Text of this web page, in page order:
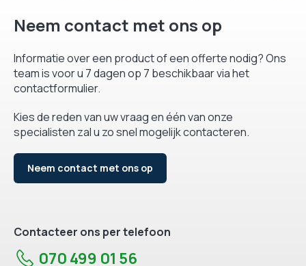
Neem contact met ons op
Informatie over een product of een offerte nodig? Ons
team is voor u 7 dagen op 7 beschikbaar via het
contactformulier.
Kies de reden van uw vraag en één van onze
specialisten zal u zo snel mogelijk contacteren.
Neem contact met ons op
Contacteer ons per telefoon
070 499 01 56